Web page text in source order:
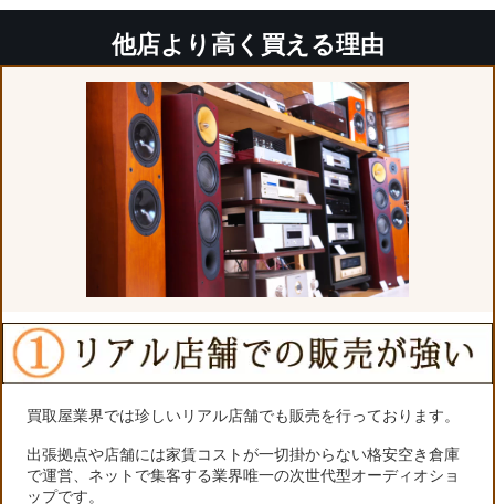
他店より高く買える理由
買取屋業界では珍しいリアル店舗でも販売を行っております。
出張拠点や店舗には家賃コストが一切掛からない格安空き倉庫
で運営、ネットで集客する業界唯一の次世代型オーディオショ
ップです。